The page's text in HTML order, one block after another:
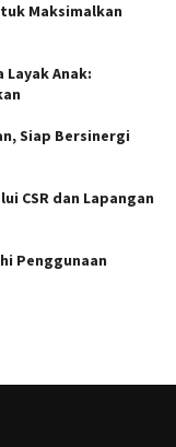
Maksimalkan
Anak:
Siap Bersinergi
CSR dan Lapangan
Penggunaan